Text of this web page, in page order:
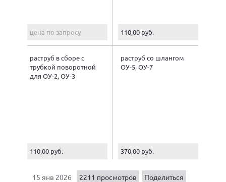
цена по запросу 110,00 руб.
раструб в сборе с
трубкой поворотной
для ОУ-2, ОУ-3
110,00 руб.
раструб со шлангом
ОУ-5, ОУ-7
370,00 руб.
15 янв 2026 2211 просмотров
Поделиться